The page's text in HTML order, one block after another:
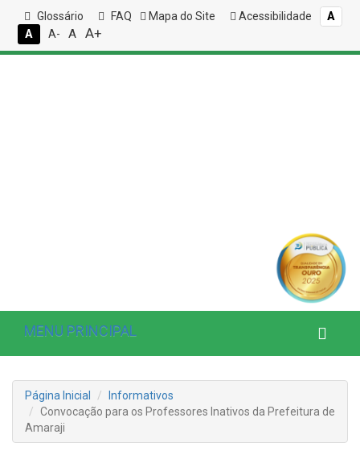
Glossário FAQ Mapa do Site Acessibilidade
A
A
A- A A+
MENU PRINCIPAL
Página Inicial
Informativos
Convocação para os Professores Inativos da Prefeitura de
Amaraji